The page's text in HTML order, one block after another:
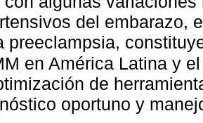
del embarazo,
preeclampsia,
en América Latina y
de
oportuno y